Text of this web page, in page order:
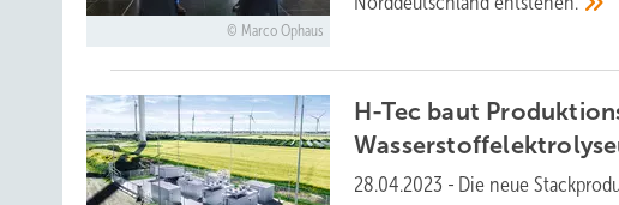
Marco Ophaus
H-Tec baut
28.04.2023 - Die neue